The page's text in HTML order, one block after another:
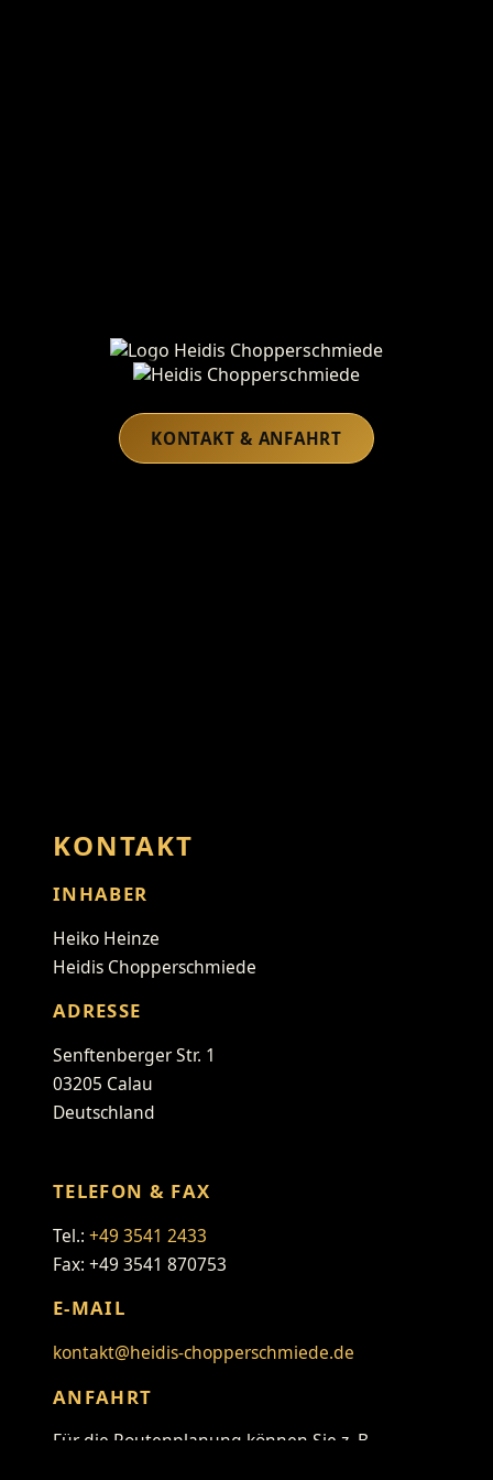
Heidis Chopperschmiede
KONTAKT & ANFAHRT
KONTAKT
INHABER
Heiko Heinze
Heidis Chopperschmiede
ADRESSE
Senftenberger Str. 1
03205 Calau
Deutschland
TELEFON & FAX
Tel.: +49 3541 2433
Fax: +49 3541 870753
E-MAIL
kontakt@heidis-chopperschmiede.de
ANFAHRT
Für die Routenplanung können Sie z. B.